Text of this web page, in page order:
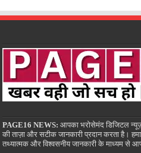
PAGE16 NEWS: आपका भरोसेमंद डिजिटल
की ताज़ा और सटीक जानकारी प्रदान करता है।
तथ्यात्मक और विश्वसनीय जानकारी के माध्यम से